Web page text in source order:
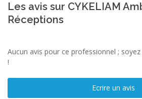
Les avis sur CYKELIAM
Réceptions
Aucun avis pour ce professionnel ;
!
Ecrire un avis